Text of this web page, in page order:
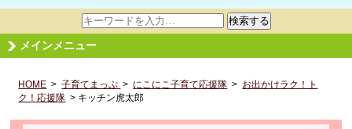
サ
イ
ト
検
索
検索する
メインメニュー
HOME >子育てまっぷ > にこにこ子育て応援隊 > お出かけラク！ト
ク！応援隊 > キッチン虎太郎